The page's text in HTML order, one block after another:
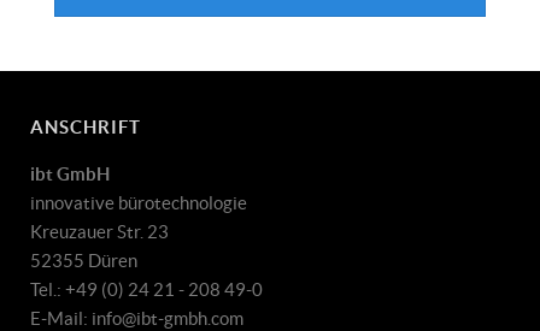
ANSCHRIFT
ibt GmbH
innovative bürotechnologie
Kreuzauer Str. 23
52355 Düren
Tel.: +49 (0) 24 21 - 208 49-0
E-Mail: info@ibt-gmbh.com